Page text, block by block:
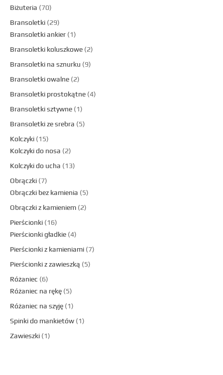
Biżuteria
70
Bransoletki 29
Bransoletki ankier 1
Bransoletki koluszkowe 2
Bransoletki na sznurku
9
Bransoletki owalne 2
Bransoletki prostokątne 4
Bransoletki sztywne 1
Bransoletki ze srebra
5
Kolczyki 15
Kolczyki do nosa
2
Kolczyki do ucha
13
Obrączki 7
Obrączki bez kamienia
5
Obrączki z kamieniem 2
Pierścionki 16
Pierścionki gładkie 4
Pierścionki z kamieniami 7
Pierścionki z zawieszką
5
Różaniec
6
Różaniec na rękę 5
Różaniec na szyję 1
Spinki do mankietów 1
Zawieszki 1